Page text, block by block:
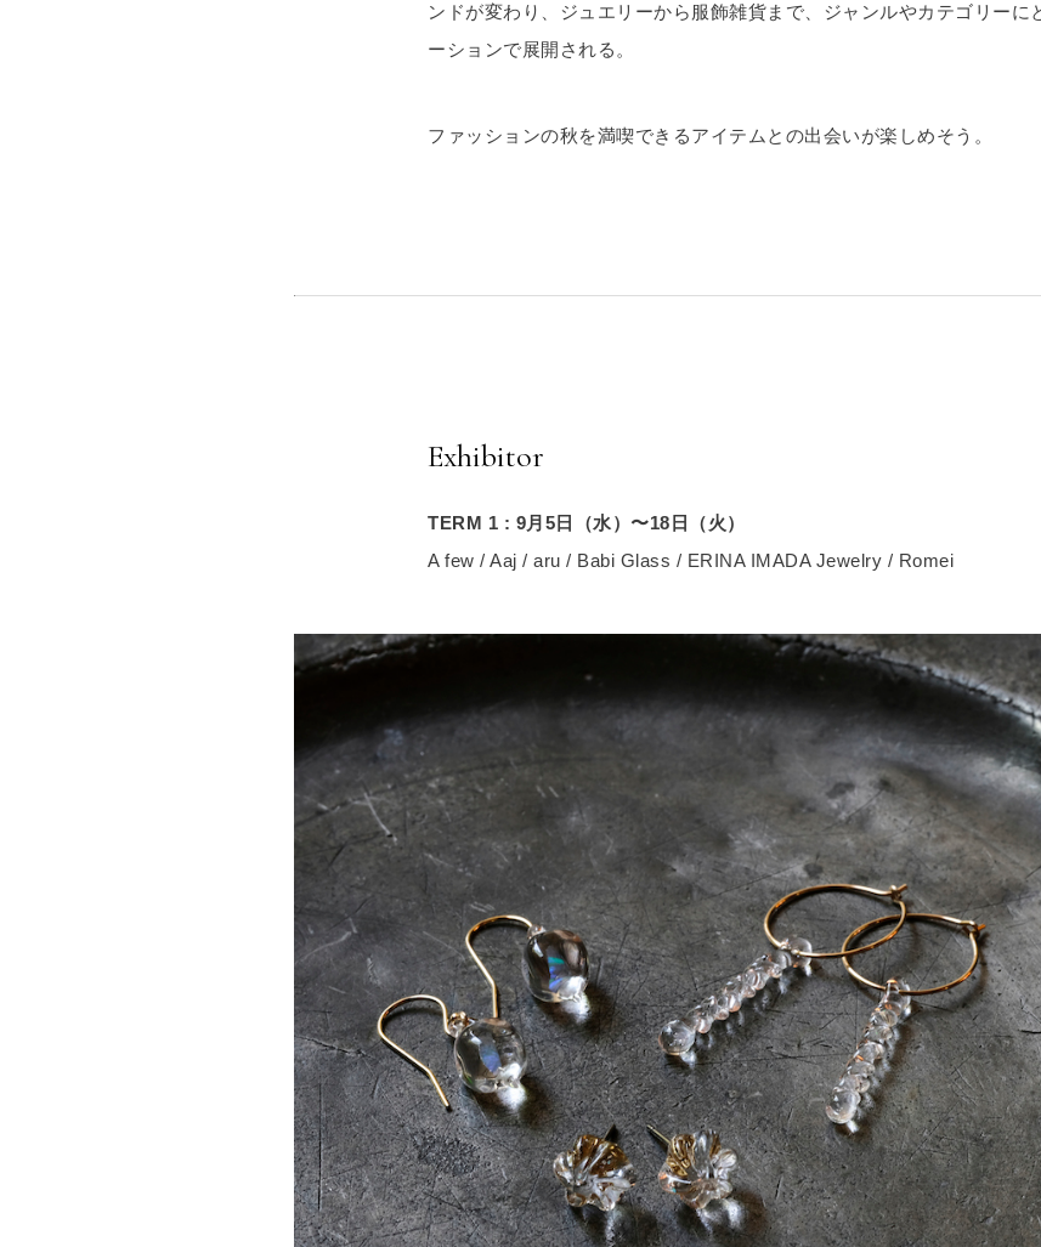
ンドが変わり、ジュエリーから服飾雑貨まで、ジャンルやカテゴリーに
ーションで展開される。
ファッションの秋を満喫できるアイテムとの出会いが楽しめそう。
Exhibitor
TERM 1 : 9月5日（水）〜18日（火）
A few / Aaj / aru / Babi Glass / ERINA IMADA Jewelry / Romei